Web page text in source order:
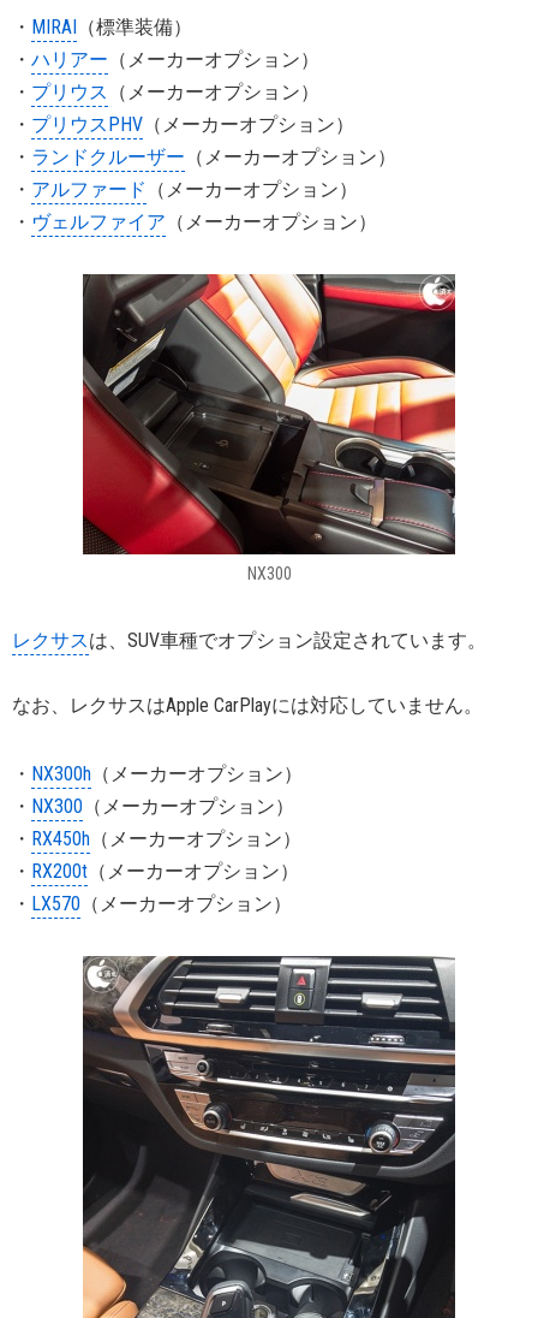
・ MIRAI （標準装備）
・ ハリアー （メーカーオプション）
・ プリウス
（メーカーオプション）
・ プリウスPHV （メーカーオプション）
・ ランドクルーザー （メーカーオプション）
・ アルファード
（メーカーオプション）
・ ヴェルファイア （メーカーオプション）
NX300
レクサスは、SUV車種でオプション設定されています。
なお、レクサスはApple CarPlayには対応していません。
・ NX300h （メーカーオプション）
・ NX300 （メーカーオプション）
・ RX450h （メーカーオプション）
・ RX200t （メーカーオプション）
・ LX570 （メーカーオプション）